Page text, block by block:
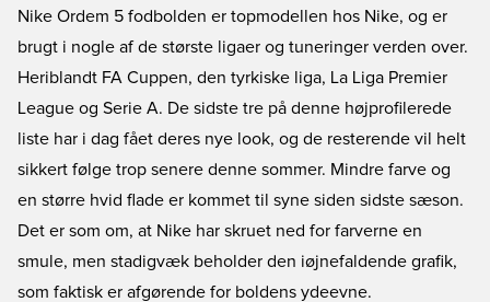
Nike Ordem 5 fodbolden er topmodellen hos Nike, og er
brugt i nogle af de største ligaer og tuneringer verden over.
Heriblandt FA Cuppen, den tyrkiske liga, La Liga Premier
League og Serie A. De sidste tre på denne højprofilerede
liste har i dag fået deres nye look, og de resterende vil helt
sikkert følge trop senere denne sommer. Mindre farve og
en større hvid flade er kommet til syne siden sidste sæson.
Det er som om, at Nike har skruet ned for farverne en
smule, men stadigvæk beholder den iøjnefaldende grafik,
som faktisk er afgørende for boldens ydeevne.